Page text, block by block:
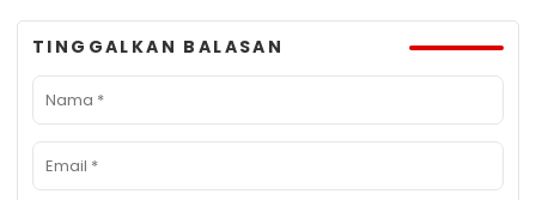
TINGGALKAN BALASAN